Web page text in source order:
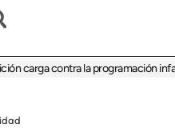
carga contra la programación